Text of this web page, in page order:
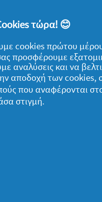
τώρα! 😊
cookies πρώτου
προσφέρουμε
αναλύσεις και να
αποδοχή των cookies,
που αναφέρονται
στιγμή.